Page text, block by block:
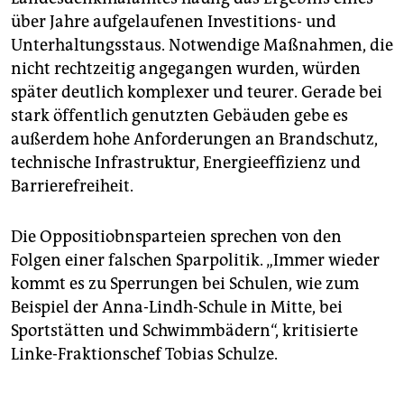
über Jahre aufgelaufenen Investitions- und
Unterhaltungsstaus. Notwendige Maßnahmen, die
nicht rechtzeitig angegangen wurden, würden
später deutlich komplexer und teurer. Gerade bei
stark öffentlich genutzten Gebäuden gebe es
außerdem hohe Anforderungen an Brandschutz,
technische Infrastruktur, Energieeffizienz und
Barrierefreiheit.
Die Oppositiobnsparteien sprechen von den
Folgen einer falschen Sparpolitik. „Immer wieder
kommt es zu Sperrungen bei Schulen, wie zum
Beispiel der Anna-Lindh-Schule in Mitte, bei
Sportstätten und Schwimmbädern“, kritisierte
Linke-Fraktionschef Tobias Schulze.